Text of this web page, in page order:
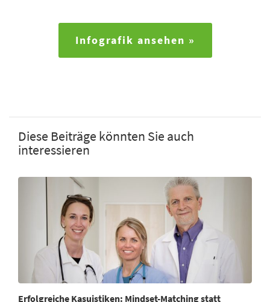
Infografik ansehen »
Diese Beiträge könnten Sie auch
interessieren
Erfolgreiche Kasuistiken: Mindset-Matching statt